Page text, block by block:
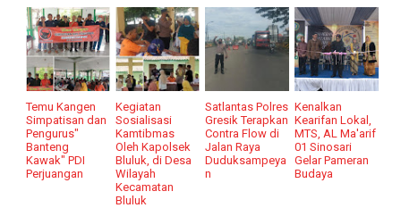
Temu Kangen
Simpatisan dan
Pengurus"
Banteng
Kawak" PDI
Perjuangan
Kegiatan
Sosialisasi
Kamtibmas
Oleh Kapolsek
Bluluk, di Desa
Wilayah
Kecamatan
Bluluk
Satlantas Polres
Gresik Terapkan
Contra Flow di
Jalan Raya
Duduksampeya
n
Kenalkan
Kearifan Lokal,
MTS, AL Ma'arif
01 Sinosari
Gelar Pameran
Budaya